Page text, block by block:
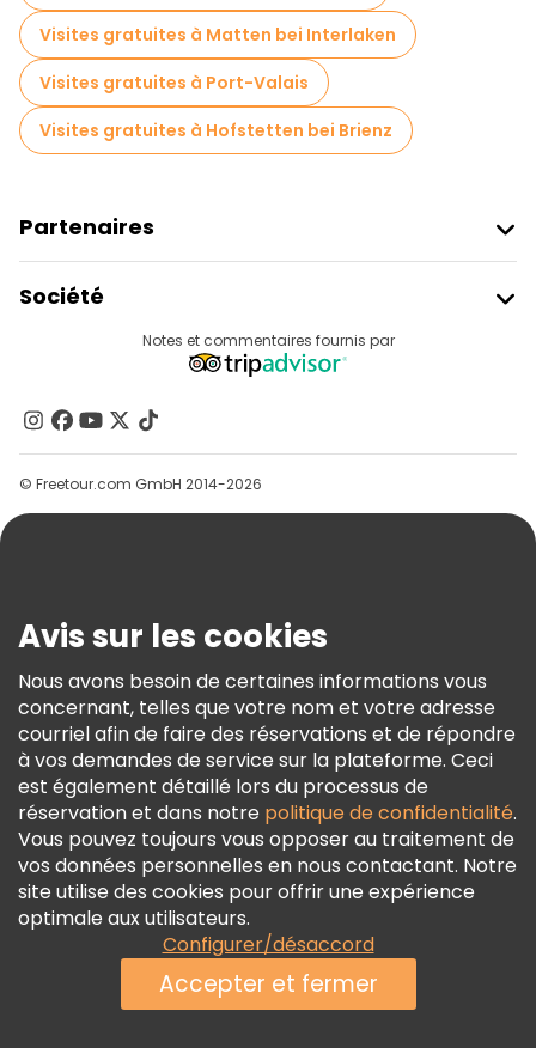
Visites gratuites à Matten bei Interlaken
Visites gratuites à Port-Valais
Visites gratuites à Hofstetten bei Brienz
Partenaires
Connexion Du Fournisseur
Programme D’affiliation
Société
Contactez-Nous
Groupes
Aide
Conditions Générales Et Mentions Légales
Politique En Matière De Cookies
Freetour Prix
Programme De Fidélité
Notes et commentaires fournis par
© Freetour.com GmbH 2014-2026
Avis sur les cookies
Nous avons besoin de certaines informations vous
concernant, telles que votre nom et votre adresse
courriel afin de faire des réservations et de répondre
à vos demandes de service sur la plateforme. Ceci
est également détaillé lors du processus de
réservation et dans notre politique de confidentialité.
Vous pouvez toujours vous opposer au traitement de
vos données personnelles en nous contactant. Notre
site utilise des cookies pour offrir une expérience
optimale aux utilisateurs.
Configurer/désaccord
Accepter et fermer